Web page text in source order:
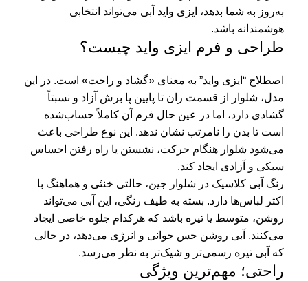
به‌روز به شما بدهد، ایزی واید آبی می‌تواند انتخابی
هوشمندانه باشد.
طراحی و فرم ایزی واید چیست؟
اصطلاح “ایزی واید” به معنای «گشاد و راحت» است. در این
مدل، شلوار از قسمت ران تا پایین پا برش آزاد و نسبتاً
گشادی دارد، اما در عین حال فرم آن کاملاً حساب‌شده
است تا بدن را نامرتب نشان ندهد. این نوع طراحی باعث
می‌شود شلوار هنگام حرکت، نشستن یا راه رفتن احساس
سبکی و آزادی ایجاد کند.
رنگ آبی کلاسیک در شلوار جین، حالتی خنثی و هماهنگ با
اکثر لباس‌ها دارد. بسته به طیف رنگی، این آبی می‌تواند
روشن، متوسط یا تیره باشد که هرکدام جلوه خاصی ایجاد
می‌کنند. آبی روشن حس جوانی و انرژی می‌دهد، در حالی
که آبی تیره رسمی‌تر و شیک‌تر به نظر می‌رسد.
راحتی؛ مهم‌ترین ویژگی